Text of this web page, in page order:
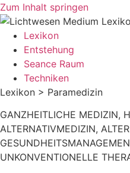
Zum Inhalt springen
Lexikon
Entstehung
Seance Raum
Techniken
Lexikon > Paramedizin
GANZHEITLICHE MEDIZIN,
ALTERNATIVMEDIZIN,
UNKONVENTIONELLE